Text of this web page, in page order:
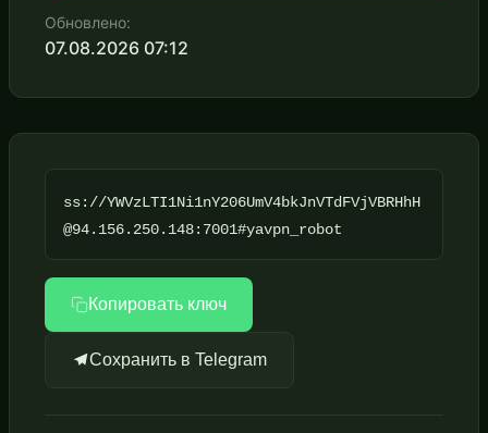
Обновлено:
07.08.2026 07:12
ss://YWVzLTI1Ni1nY206UmV4bkJnVTdFVjVBRHhH
@94.156.250.148:7001#yavpn_robot
Копировать ключ
Сохранить в Telegram